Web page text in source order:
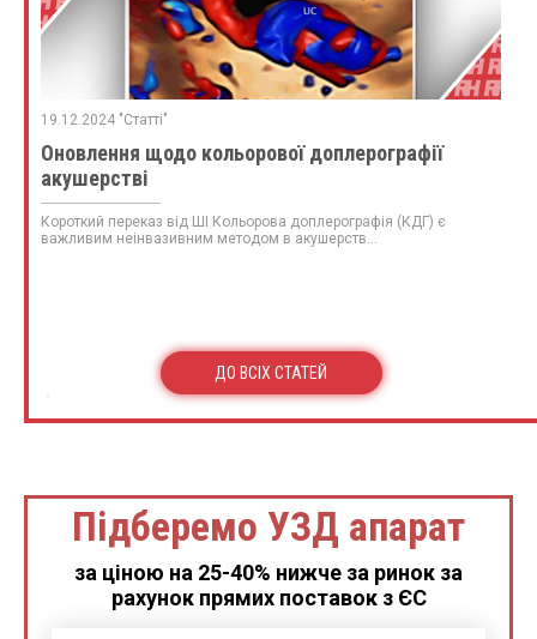
19.12.2024 "Статті"
Оновлення щодо кольорової доплерографії
акушерстві
Короткий переказ від ШІ Кольорова доплерографія (КДГ) є
важливим неінвазивним методом в акушерств...
ДО ВСІХ СТАТЕЙ
Підберемо УЗД апарат
за ціною на 25-40% нижче за ринок за
рахунок прямих поставок з ЄС